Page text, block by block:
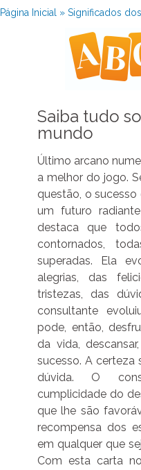
Página Inicial » Significados
Saiba tudo
mundo
Último arcano
a melhor do jogo.
questão, o sucesso
um futuro
destaca que
contornados,
superadas. Ela
alegrias, das
tristezas, das
consultante
pode, então,
da vida,
sucesso. A certeza
dúvida. O
cumplicidade do
que lhe são
recompensa dos
em qualquer que
Com esta carta